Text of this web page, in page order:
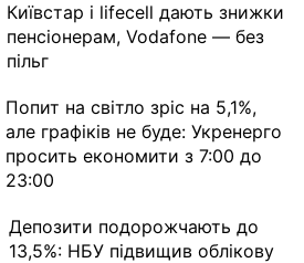
Київстар і lifecell дають знижки
пенсіонерам, Vodafone — без
пільг
Попит на світло зріс на 5,1%,
але графіків не буде: Укренерго
просить економити з 7:00 до
23:00
Депозити подорожчають до
13,5%: НБУ підвищив облікову